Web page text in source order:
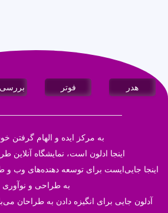
هدر فوتر بررسی
به مرکز ایده و الهام گرفتن
اینجا ادلون است، نمایشگاه آنلاین
اینجا جایی‌ایست برای توسعه دهنده‌های وب و
به طراحی و نوآوری
آدلون جایی برای انگیزه دادن به طراحان